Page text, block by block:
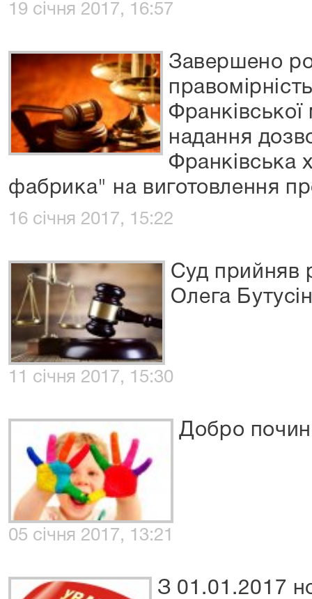
19 січня 2017, 16:57
Завершено
надання
Франківська
фабрика" на виготовлення
16 січня 2017, 15:22
Суд прийняв
Олега
11 січня 2017, 15:30
Добро
05 січня 2017, 13:21
З 01.01.2017